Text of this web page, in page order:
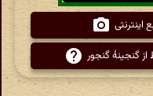
اینترنتی
از گنجینهٔ گنجور